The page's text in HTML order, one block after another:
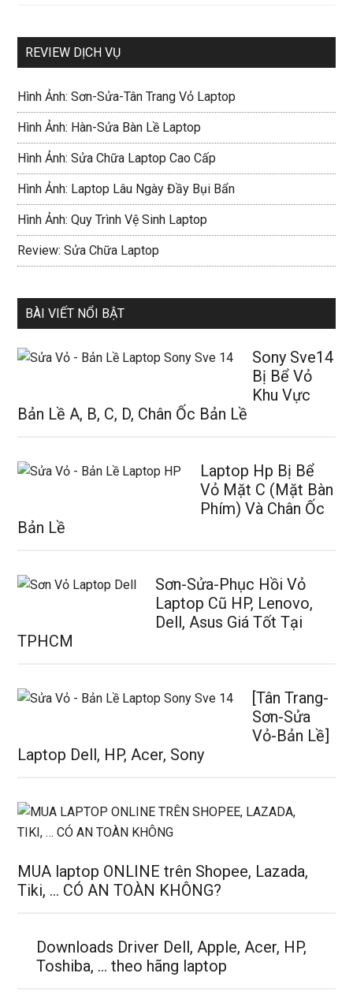
REVIEW DỊCH VỤ
Hình Ảnh: Sơn-Sửa-Tân Trang Vỏ Laptop
Hình Ảnh: Hàn-Sửa Bàn Lề Laptop
Hình Ảnh: Sửa Chữa Laptop Cao Cấp
Hình Ảnh: Laptop Lâu Ngày Đầy Bụi Bẩn
Hình Ảnh: Quy Trình Vệ Sinh Laptop
Review: Sửa Chữa Laptop
BÀI VIẾT NỔI BẬT
Sony Sve14
Bị Bể Vỏ
Khu Vực
Bản Lề A, B, C, D, Chân Ốc Bản Lề
Laptop Hp Bị Bể
Vỏ Mặt C (Mặt Bàn
Phím) Và Chân Ốc
Bản Lề
Sơn-Sửa-Phục Hồi Vỏ
Laptop Cũ HP, Lenovo,
Dell, Asus Giá Tốt Tại
TPHCM
[Tân Trang-
Sơn-Sửa
Vỏ-Bản Lề]
Laptop Dell, HP, Acer, Sony
MUA laptop ONLINE trên Shopee, Lazada,
Tiki, … CÓ AN TOÀN KHÔNG?
Downloads Driver Dell, Apple, Acer, HP,
Toshiba, … theo hãng laptop